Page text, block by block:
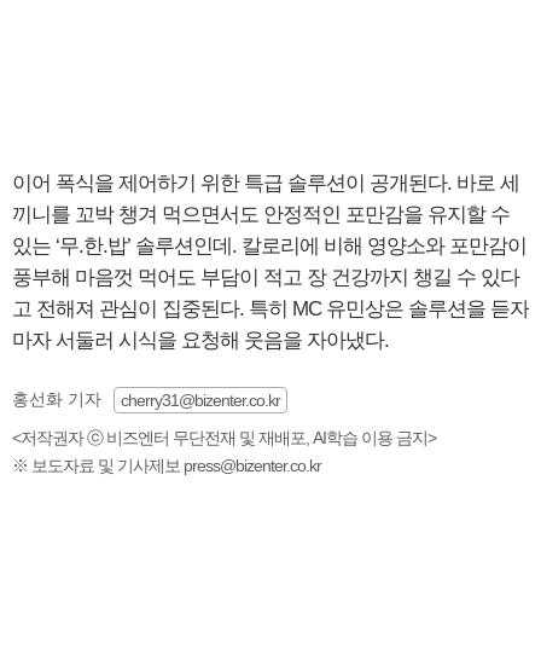
이어 폭식을 제어하기 위한 특급 솔루션이 공개된다. 바로 세
끼니를 꼬박 챙겨 먹으면서도 안정적인 포만감을 유지할 수
있는 ‘무.한.밥’ 솔루션인데. 칼로리에 비해 영양소와 포만감이
풍부해 마음껏 먹어도 부담이 적고 장 건강까지 챙길 수 있다
고 전해져 관심이 집중된다. 특히 MC 유민상은 솔루션을 듣자
마자 서둘러 시식을 요청해 웃음을 자아냈다.
홍선화 기자
cherry31@bizenter.co.kr
<저작권자 ⓒ 비즈엔터 무단전재 및 재배포, AI학습 이용 금지>
※ 보도자료 및 기사제보 press@bizenter.co.kr